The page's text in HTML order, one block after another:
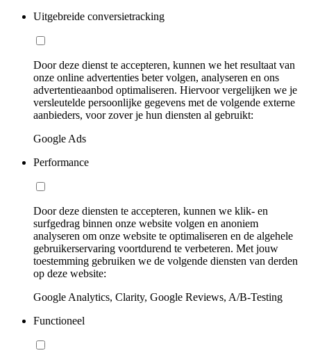
Uitgebreide conversietracking
Door deze dienst te accepteren, kunnen we het resultaat van
onze online advertenties beter volgen, analyseren en ons
advertentieaanbod optimaliseren. Hiervoor vergelijken we je
versleutelde persoonlijke gegevens met de volgende externe
aanbieders, voor zover je hun diensten al gebruikt:
Google Ads
Performance
Door deze diensten te accepteren, kunnen we klik- en
surfgedrag binnen onze website volgen en anoniem
analyseren om onze website te optimaliseren en de algehele
gebruikerservaring voortdurend te verbeteren. Met jouw
toestemming gebruiken we de volgende diensten van derden
op deze website:
Google Analytics, Clarity, Google Reviews, A/B-Testing
Functioneel